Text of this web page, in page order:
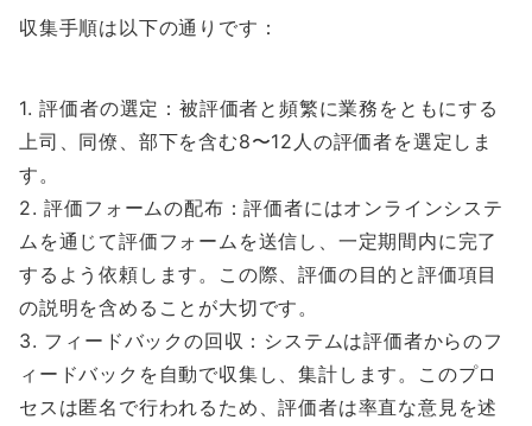
収集手順は以下の通りです：
1. 評価者の選定：被評価者と頻繁に業務をともにする
上司、同僚、部下を含む8〜12人の評価者を選定しま
す。
2. 評価フォームの配布：評価者にはオンラインシステ
ムを通じて評価フォームを送信し、一定期間内に完了
するよう依頼します。この際、評価の目的と評価項目
の説明を含めることが大切です。
3. フィードバックの回収：システムは評価者からのフ
ィードバックを自動で収集し、集計します。このプロ
セスは匿名で行われるため、評価者は率直な意見を述